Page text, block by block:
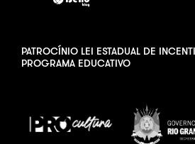
PATROCÍNIO LEI ESTADUAL DE
PROGRAMA EDUCATIVO